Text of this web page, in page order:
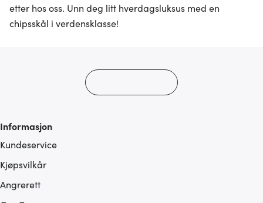
etter hos oss. Unn deg litt hverdagsluksus med en
chipsskål i verdensklasse!
Informasjon
Kundeservice
Kjøpsvilkår
Angrerett